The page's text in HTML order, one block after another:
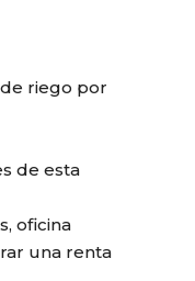
riego por
de esta
oficina
una renta